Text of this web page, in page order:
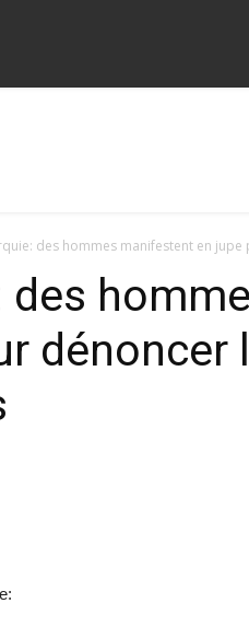
des hommes manifestent en
des
dénoncer